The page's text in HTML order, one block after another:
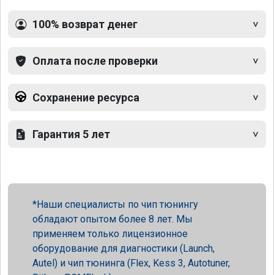
100% возврат денег
Оплата после проверки
Сохранение ресурса
Гарантия 5 лет
Наши специалисты по чип тюнингу
обладают опытом более 8 лет. Мы
применяем только лицензионное
оборудование для диагностики (Launch,
Autel) и чип тюнинга (Flex, Kess 3, Autotuner,